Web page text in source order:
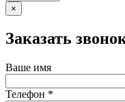
×
Заказать
Ваше имя
Телефон *